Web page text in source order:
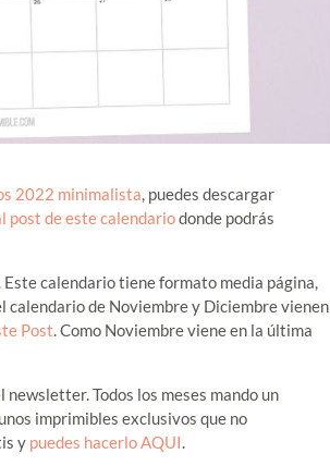
2022 minimalista, puedes descargar
post de este calendariodonde podrás
calendario tiene formato media página,
calendario de Noviembre y Diciembre vienen
Post. Como Noviembre viene en la última
Todos los meses mando un
imprimibles exclusivos que no
y puedes hacerlo AQUI.